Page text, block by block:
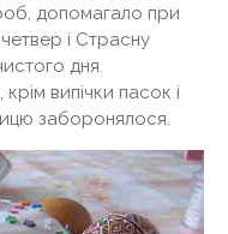
допомагало при
і Страсну
дня.
випічки пасок і
заборонялося.